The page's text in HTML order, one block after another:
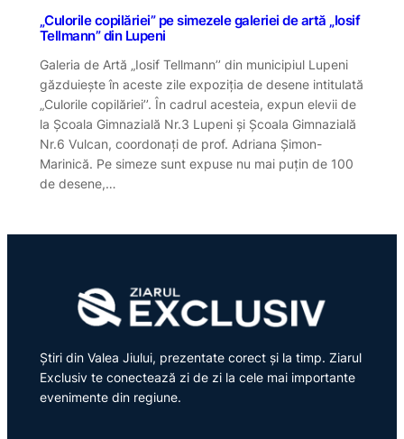
„Culorile copilăriei” pe simezele galeriei de artă „Iosif
Tellmann” din Lupeni
Galeria de Artă „Iosif Tellmann’’ din municipiul Lupeni
găzduieşte în aceste zile expoziţia de desene intitulată
„Culorile copilăriei’’. În cadrul acesteia, expun elevii de
la Şcoala Gimnazială Nr.3 Lupeni şi Şcoala Gimnazială
Nr.6 Vulcan, coordonați de prof. Adriana Şimon-
Marinică. Pe simeze sunt expuse nu mai puțin de 100
de desene,…
Știri din Valea Jiului, prezentate corect și la timp. Ziarul
Exclusiv te conectează zi de zi la cele mai importante
evenimente din regiune.